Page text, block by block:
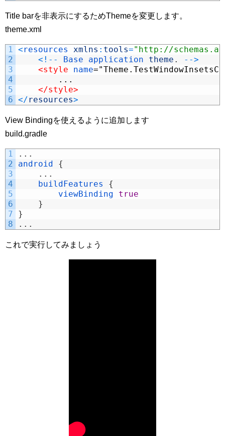
Title barを非表示にするためThemeを変更します。
theme.xml
1
2
3
4
5
6
<resources xmlns : tools="http://
< ! -- Base application theme . -->
<style name
...
</style>
</resources>
View Bindingを使えるように追加します
build.gradle
1
2
3
4
5
6
7
8
. . .
android
{
. . .
buildFeatures
{
viewBinding true
}
}
. . .
これで実行してみましょう